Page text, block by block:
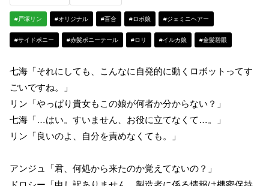
#戸塚リン #オリジナル #百合 #ロボ娘 #ジェミニヘアー
#サイドポニー #赤髪ポニーテール #ロリ #イルカ娘 #金髪碧眼
七海「それにしても、こんなに自発的に動くロボットってす
ごいですね。」
リン「やっぱり貴女もこの娘が何者か分からない？」
七海「…はい。すいません、お役に立てなくて…。」
リン「良いのよ、自分を責めなくても。」
アンジュ「君、何処から来たのか覚えてないの？」